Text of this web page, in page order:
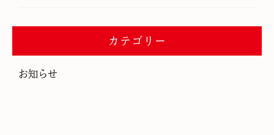
カテゴリー
お知らせ